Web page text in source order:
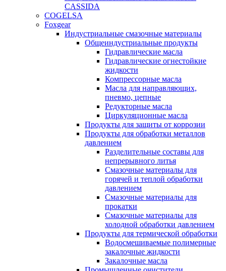
CASSIDA
COGELSA
Foxgear
Индустриальные смазочные материалы
Общеиндустриальные продукты
Гидравлические масла
Гидравлические огнестойкие
жидкости
Компрессорные масла
Масла для направляющих,
пневмо, цепные
Редукторные масла
Циркуляционные масла
Продукты для защиты от коррозии
Продукты для обработки металлов
давлением
Разделительные составы для
непрерывного литья
Смазочные материалы для
горячей и теплой обработки
давлением
Смазочные материалы для
прокатки
Смазочные материалы для
холодной обработки давлением
Продукты для термической обработки
Водосмешиваемые полимерные
закалочные жидкости
Закалочные масла